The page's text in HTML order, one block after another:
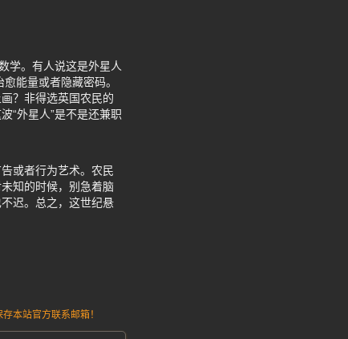
学。有人说这是外星人
能量或者隐藏密码。
？非得选英国农民的
“外星人”是不是还兼职
或者行为艺术。农民
知的时候，别急着脑
迟。总之，这世纪悬
本站官方联系邮箱！